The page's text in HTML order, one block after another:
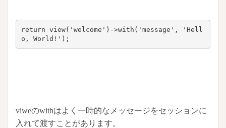
return view('welcome')->with('message', 'Hell
o, World!');
viweのwithはよく一時的なメッセージをセッションに
入れて渡すことがあります。